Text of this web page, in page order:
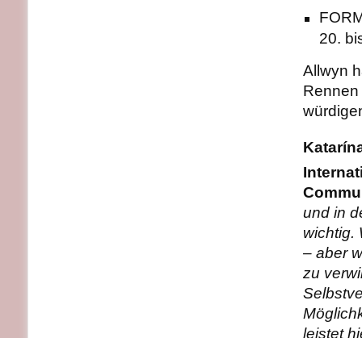
20.
Allwyn
und in
wichtig.
– aber
zu
leistet